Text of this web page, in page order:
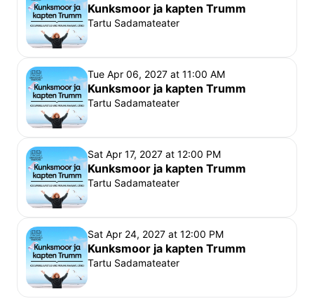
Kunksmoor ja kapten Trumm
Tartu Sadamateater
Tue Apr 06, 2027 at 11:00 AM
Kunksmoor ja kapten Trumm
Tartu Sadamateater
Sat Apr 17, 2027 at 12:00 PM
Kunksmoor ja kapten Trumm
Tartu Sadamateater
Sat Apr 24, 2027 at 12:00 PM
Kunksmoor ja kapten Trumm
Tartu Sadamateater